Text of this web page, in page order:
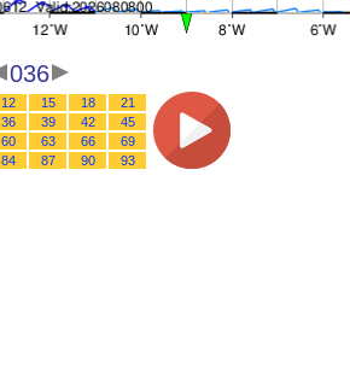
036
12 15 18
21
36 39 42
45
60 63 66
69
84 87 90 93